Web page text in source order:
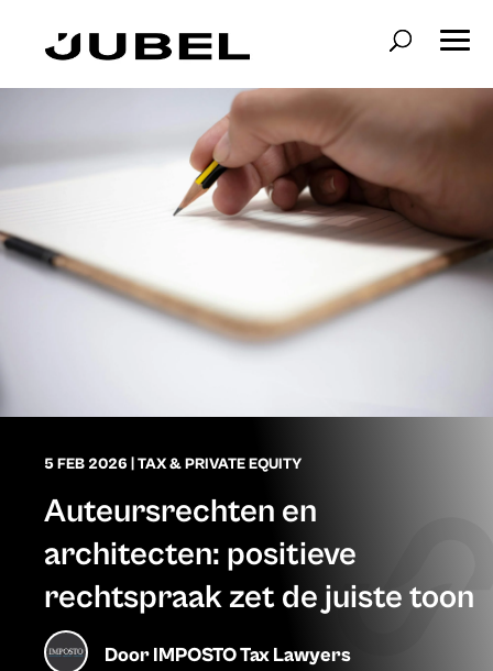
5 FEB 2026 |TAX & PRIVATE EQUITY
Auteursrechten en
architecten: positieve
rechtspraak zet de juiste toon
DoorIMPOSTO Tax Lawyers